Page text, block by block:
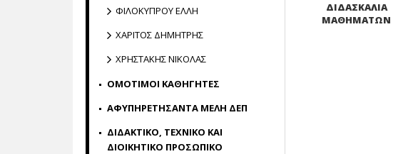
ΔΙΔΑΣΚΑΛΙΑ
ΜΑΘΗΜΑΤΩΝ
ΦΙΛΟΚΥΠΡΟΥ ΕΛΛΗ
ΧΑΡΙΤΟΣ ΔΗΜΗΤΡΗΣ
ΧΡΗΣΤΑΚΗΣ ΝΙΚΟΛΑΣ
ΟΜΟΤΙΜΟΙ ΚΑΘΗΓΗΤΕΣ
ΑΦΥΠΗΡΕΤΗΣΑΝΤΑ ΜΕΛΗ ΔΕΠ
ΔΙΔΑΚΤΙΚΟ, ΤΕΧΝΙΚΟ ΚΑΙ
ΔΙΟΙΚΗΤΙΚΟ ΠΡΟΣΩΠΙΚΟ